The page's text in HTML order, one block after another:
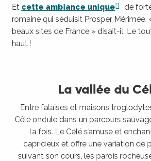
Et cette ambiance unique
de
romaine qui séduisit Prosper Mérimée.
beaux sites de France » disait-il. Le
haut !
La vallée du
Entre falaises et maisons
Célé ondule dans un parcours
la fois. Le Célé s’amuse et
capricieux et offre une variation de
suivant son cours, les parois